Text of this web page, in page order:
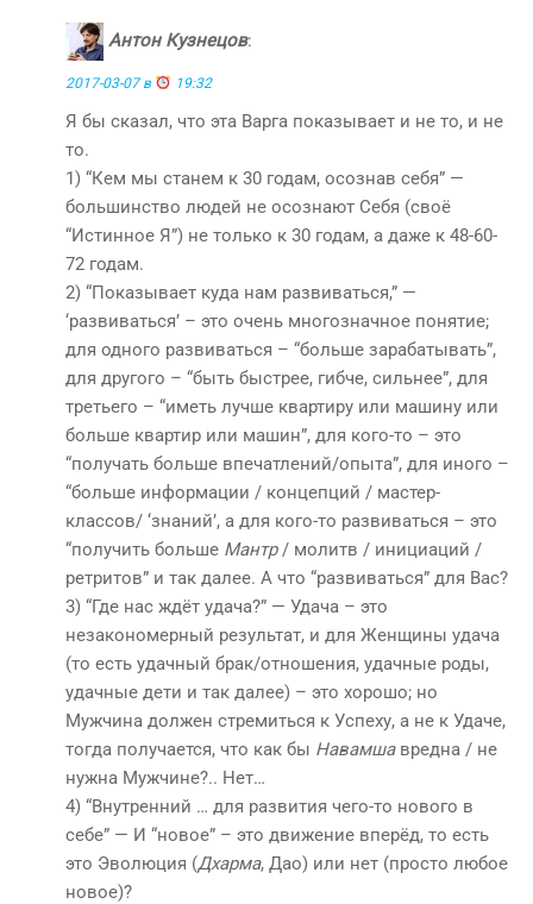
Антон Кузнецов:
2017-03-07 в 19:32
Я бы сказал, что эта Варга показывает и не то, и не
то.
1) “Кем мы станем к 30 годам, осознав себя” —
большинство людей не осознают Себя (своё
“Истинное Я”) не только к 30 годам, а даже к 48-60-
72 годам.
2) “Показывает куда нам развиваться,” —
‘развиваться’ – это очень многозначное понятие;
для одного развиваться – “больше зарабатывать”,
для другого – “быть быстрее, гибче, сильнее”, для
третьего – “иметь лучше квартиру или машину или
больше квартир или машин”, для кого-то – это
“получать больше впечатлений/опыта”, для иного –
“больше информации / концепций / мастер-
классов/ ‘знаний’, а для кого-то развиваться – это
“получить больше Мантр/ молитв / инициаций /
ретритов” и так далее. А что “развиваться” для Вас?
3) “Где нас ждёт удача?” — Удача – это
незакономерный результат, и для Женщины удача
(то есть удачный брак/отношения, удачные роды,
удачные дети и так далее) – это хорошо; но
Мужчина должен стремиться к Успеху, а не к Удаче,
тогда получается, что как бы Навамшавредна / не
нужна Мужчине?.. Нет…
4) “Внутренний … для развития чего-то нового в
себе” — И “новое” – это движение вперёд, то есть
это Эволюция (Дхарма, Дао) или нет (просто любое
новое)?